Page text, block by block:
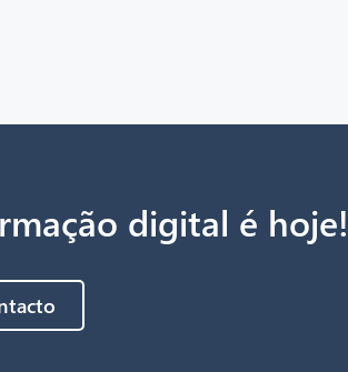
digital é hoje!